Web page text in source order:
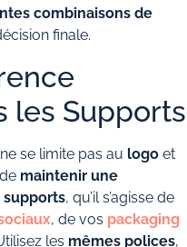
combinaisons de
finale.
les Supports
ne se limite pas au logo et
maintenir une
, qu’il s’agisse de
, de vos packaging
les mêmes polices,